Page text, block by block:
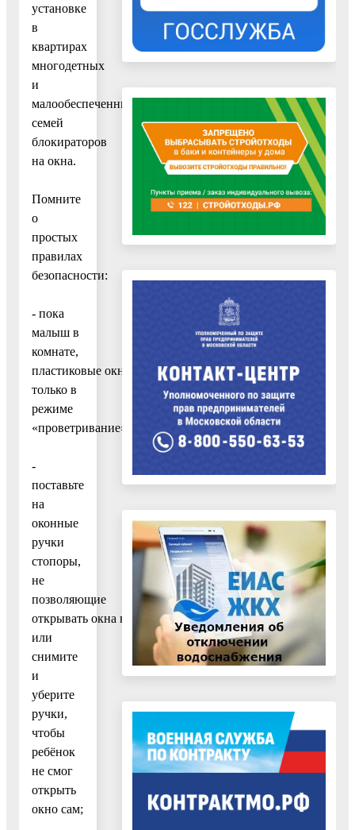
установке
в
квартирах
многодетных
и
малообеспеченных
семей
блокираторов
на окна.
Помните
о
простых
правилах
безопасности:
- пока
малыш в
комнате,
пластиковые окна открывайте
только в
режиме
«проветривание»;
-
поставьте
на
оконные
ручки
стопоры,
не
позволяющие
открывать окна настежь
или
снимите
и
уберите
ручки,
чтобы
ребёнок
не смог
открыть
окно сам;